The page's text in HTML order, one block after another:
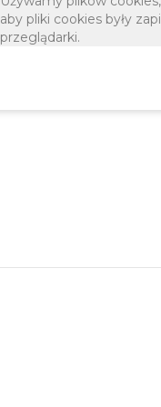
aby pliki cookies były
przeglądarki.